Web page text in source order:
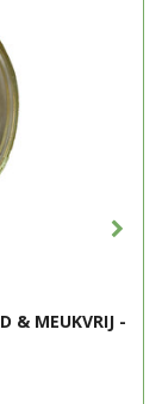
spuiten.
& MEUKVRIJ -